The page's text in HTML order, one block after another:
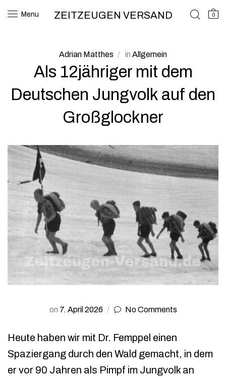
Menu ZEITZEUGEN VERSAND 0
Adrian Matthes in Allgemein
Als 12jähriger mit dem
Deutschen Jungvolk auf den
Großglockner
on 7. April 2026 No Comments
Heute haben wir mit Dr. Femppel einen
Spaziergang durch den Wald gemacht, in dem
er vor 90 Jahren als Pimpf im Jungvolk an